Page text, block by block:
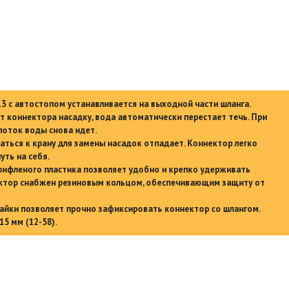
с автостопом устанавливается на выходной части шланга.
коннектора насадку, вода автоматически перестает течь. При
воды снова идет.
к крану для замены насадок отпадает. Коннектор легко
на себя.
пластика позволяет удобно и крепко удерживать
снабжен резиновым кольцом, обеспечивающим защиту от
позволяет прочно зафиксировать коннектор со шлангом.
мм (12-58).